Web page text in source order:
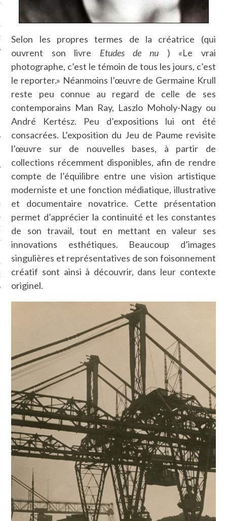
SUIVEZ-NOUS
CARAVELLE
CARAVELLE
PODCAST
Selon les propres termes de la créatrice (qui
ouvrent son livre Etudes de nu ) «Le vrai
photographe, c’est le témoin de tous les jours, c’est
le reporter.» Néanmoins l’œuvre de Germaine Krull
reste peu connue au regard de celle de ses
contemporains Man Ray, Laszlo Moholy-Nagy ou
André Kertész. Peu d’expositions lui ont été
consacrées. L’exposition du Jeu de Paume revisite
l’œuvre sur de nouvelles bases, à partir de
collections récemment disponibles, afin de rendre
compte de l’équilibre entre une vision artistique
moderniste et une fonction médiatique, illustrative
et documentaire novatrice. Cette présentation
permet d’apprécier la continuité et les constantes
de son travail, tout en mettant en valeur ses
innovations esthétiques. Beaucoup d’images
singulières et représentatives de son foisonnement
créatif sont ainsi à découvrir, dans leur contexte
originel.